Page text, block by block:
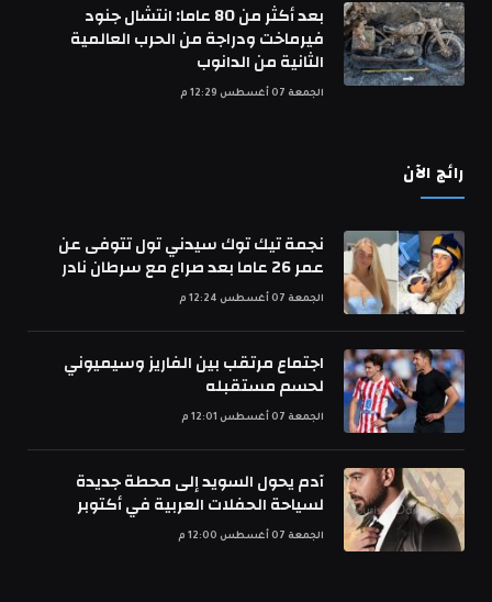
بعد أكثر من 80 عاما: انتشال جنود
فيرماخت ودراجة من الحرب العالمية
الثانية من الدانوب
الجمعة 07 أغسطس 12:29 م
رائج الآن
نجمة تيك توك سيدني تول تتوفى عن
عمر 26 عاما بعد صراع مع سرطان نادر
الجمعة 07 أغسطس 12:24 م
اجتماع مرتقب بين الفاريز وسيميوني
لحسم مستقبله
الجمعة 07 أغسطس 12:01 م
آدم يحول السويد إلى محطة جديدة
لسياحة الحفلات العربية في أكتوبر
الجمعة 07 أغسطس 12:00 م